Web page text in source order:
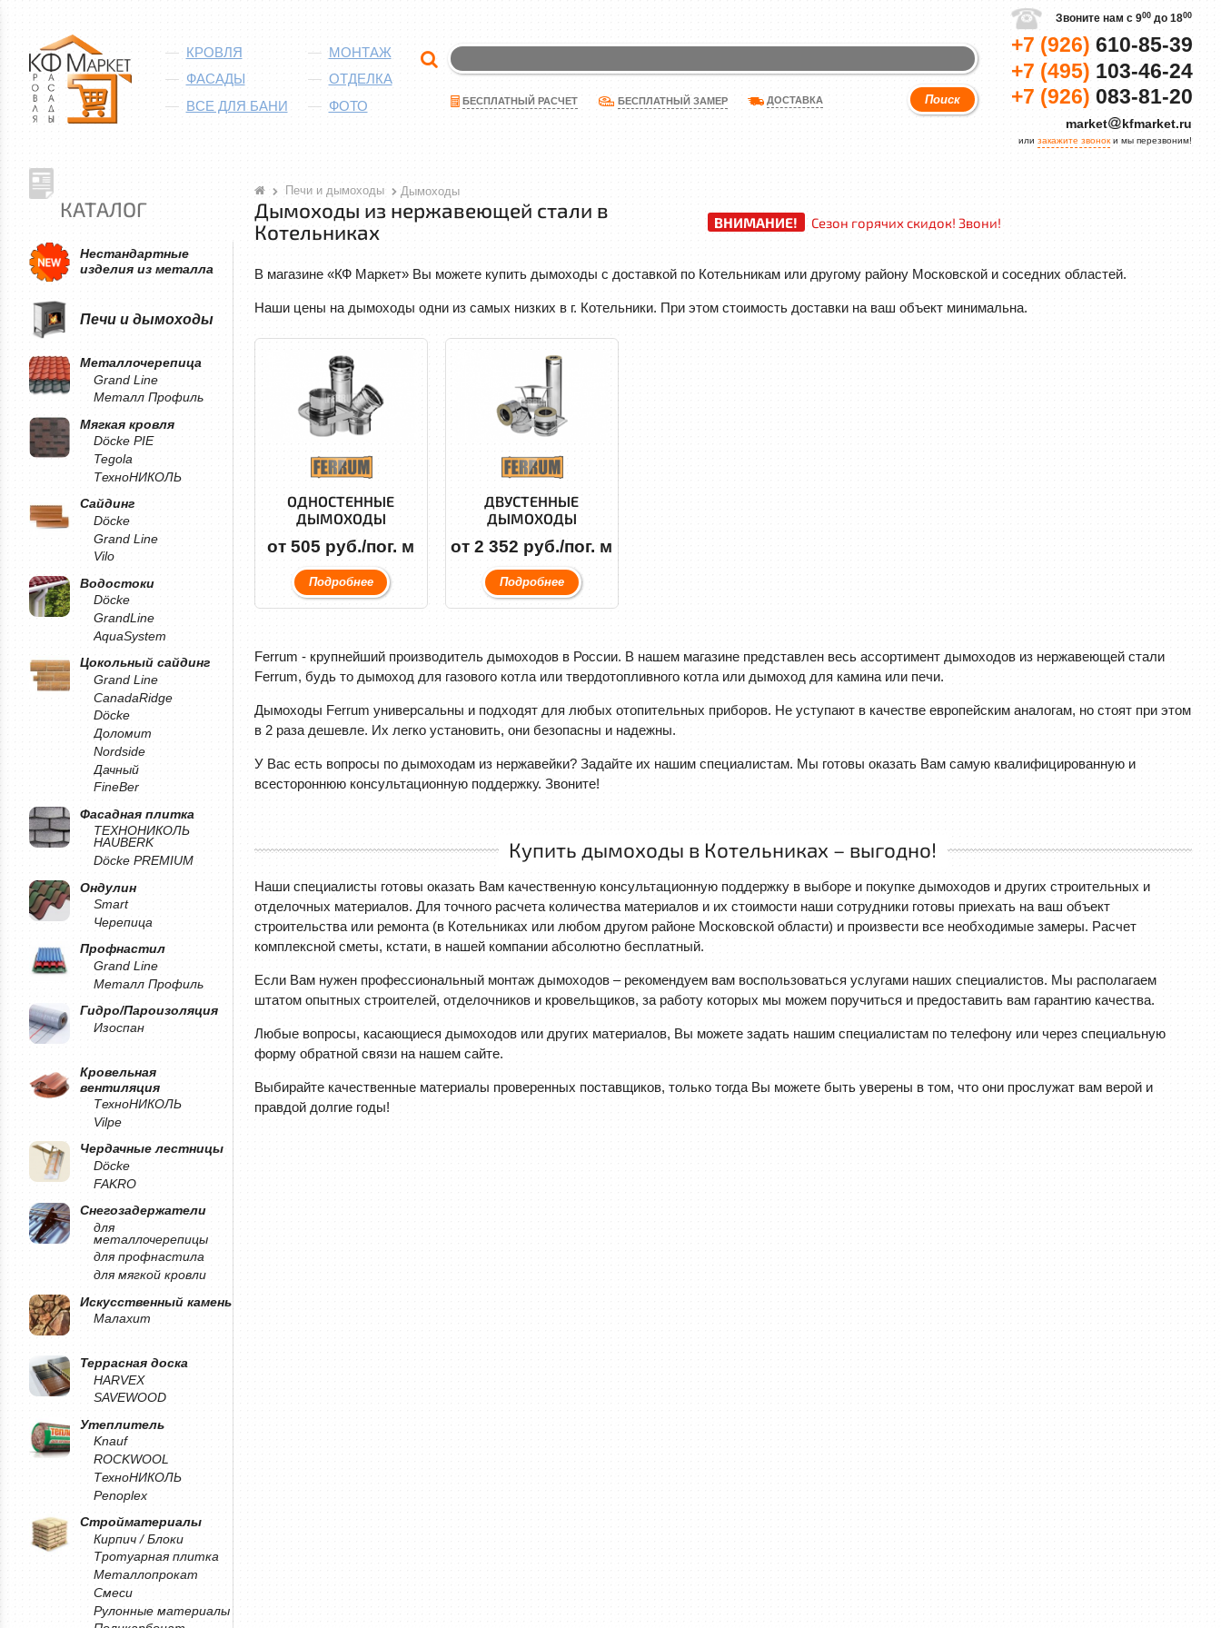
КРОВЛЯ
ФАСАДЫ
ВСЕ ДЛЯ БАНИ
МОНТАЖ
ОТДЕЛКА
ФОТО
БЕСПЛАТНЫЙ РАСЧЕТ БЕСПЛАТНЫЙ ЗАМЕР ДОСТАВКА
Звоните нам с 900 до 1800
+7 (926) 610-85-39
+7 (495) 103-46-24
+7 (926) 083-81-20
market kfmarket.ru
или закажите звоноки мы перезвоним!
КАТАЛОГ
Нестандартные
изделия из металла
Печи и дымоходы
Металлочерепица
Grand Line
Металл Профиль
Мягкая кровля
Döcke PIE
Tegola
ТехноНИКОЛЬ
Сайдинг
Döcke
Grand Line
Vilo
Водостоки
Döcke
GrandLine
AquaSystem
Цокольный сайдинг
Grand Line
CanadaRidge
Döcke
Доломит
Nordside
Дачный
FineBer
Фасадная плитка
ТЕХНОНИКОЛЬ
HAUBERK
Döcke PREMIUM
Ондулин
Smart
Черепица
Профнастил
Grand Line
Металл Профиль
Гидро/Пароизоляция
Изоспан
Кровельная
вентиляция
ТехноНИКОЛЬ
Vilpe
Чердачные лестницы
Döcke
FAKRO
Снегозадержатели
для
металлочерепицы
для профнастила
для мягкой кровли
Искусственный камень
Малахит
Террасная доска
HARVEX
SAVEWOOD
Утеплитель
Knauf
ROCKWOOL
ТехноНИКОЛЬ
Penoplex
Стройматериалы
Кирпич / Блоки
Тротуарная плитка
Металлопрокат
Смеси
Рулонные материалы
Печи и дымоходы Дымоходы
Дымоходы из нержавеющей стали в
Котельниках
ВНИМАНИЕ! Сезон горячих скидок! Звони!
В магазине «КФ Маркет» Вы можете купить дымоходы с доставкой по Котельникам или другому району Московской и соседних областей.
Наши цены на дымоходы одни из самых низких в г. Котельники. При этом стоимость доставки на ваш объект минимальна.
ОДНОСТЕННЫЕ
ДЫМОХОДЫ
от 505 руб./пог. м
Подробнее
ДВУСТЕННЫЕ
ДЫМОХОДЫ
от 2 352 руб./пог. м
Подробнее
Ferrum - крупнейший производитель дымоходов в России. В нашем магазине представлен весь ассортимент дымоходов из нержавеющей стали
Ferrum, будь то дымоход для газового котла или твердотопливного котла или дымоход для камина или печи.
Дымоходы Ferrum универсальны и подходят для любых отопительных приборов. Не уступают в качестве европейским аналогам, но стоят при этом
в 2 раза дешевле. Их легко установить, они безопасны и надежны.
У Вас есть вопросы по дымоходам из нержавейки? Задайте их нашим специалистам. Мы готовы оказать Вам самую квалифицированную и
всестороннюю консультационную поддержку. Звоните!
Купить дымоходы в Котельниках – выгодно!
Наши специалисты готовы оказать Вам качественную консультационную поддержку в выборе и покупке дымоходов и других строительных и
отделочных материалов. Для точного расчета количества материалов и их стоимости наши сотрудники готовы приехать на ваш объект
строительства или ремонта (в Котельниках или любом другом районе Московской области) и произвести все необходимые замеры. Расчет
комплексной сметы, кстати, в нашей компании абсолютно бесплатный.
Если Вам нужен профессиональный монтаж дымоходов – рекомендуем вам воспользоваться услугами наших специалистов. Мы располагаем
штатом опытных строителей, отделочников и кровельщиков, за работу которых мы можем поручиться и предоставить вам гарантию качества.
Любые вопросы, касающиеся дымоходов или других материалов, Вы можете задать нашим специалистам по телефону или через специальную
форму обратной связи на нашем сайте.
Выбирайте качественные материалы проверенных поставщиков, только тогда Вы можете быть уверены в том, что они прослужат вам верой и
правдой долгие годы!